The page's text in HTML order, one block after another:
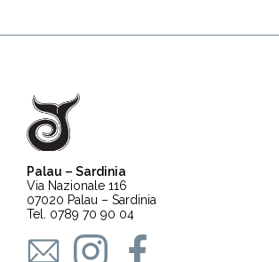
Palau – Sardinia
Via Nazionale 116
07020 Palau – Sardinia
Tel. 0789 70 90 04